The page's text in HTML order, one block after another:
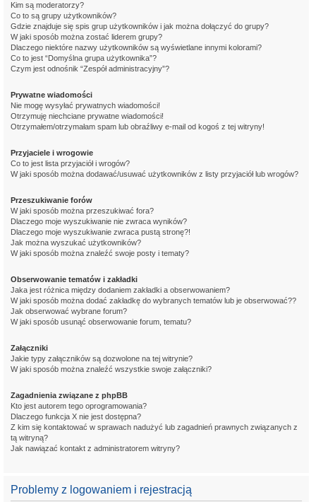
Kim są moderatorzy?
Co to są grupy użytkowników?
Gdzie znajduje się spis grup użytkowników i jak można dołączyć do grupy?
W jaki sposób można zostać liderem grupy?
Dlaczego niektóre nazwy użytkowników są wyświetlane innymi kolorami?
Co to jest “Domyślna grupa użytkownika”?
Czym jest odnośnik “Zespół administracyjny”?
Prywatne wiadomości
Nie mogę wysyłać prywatnych wiadomości!
Otrzymuję niechciane prywatne wiadomości!
Otrzymałem/otrzymałam spam lub obraźliwy e-mail od kogoś z tej witryny!
Przyjaciele i wrogowie
Co to jest lista przyjaciół i wrogów?
W jaki sposób można dodawać/usuwać użytkowników z listy przyjaciół lub wrogów?
Przeszukiwanie forów
W jaki sposób można przeszukiwać fora?
Dlaczego moje wyszukiwanie nie zwraca wyników?
Dlaczego moje wyszukiwanie zwraca pustą stronę?!
Jak można wyszukać użytkowników?
W jaki sposób można znaleźć swoje posty i tematy?
Obserwowanie tematów i zakładki
Jaka jest różnica między dodaniem zakładki a obserwowaniem?
W jaki sposób można dodać zakładkę do wybranych tematów lub je obserwować??
Jak obserwować wybrane forum?
W jaki sposób usunąć obserwowanie forum, tematu?
Załączniki
Jakie typy załączników są dozwolone na tej witrynie?
W jaki sposób można znaleźć wszystkie swoje załączniki?
Zagadnienia związane z phpBB
Kto jest autorem tego oprogramowania?
Dlaczego funkcja X nie jest dostępna?
Z kim się kontaktować w sprawach nadużyć lub zagadnień prawnych związanych z
tą witryną?
Jak nawiązać kontakt z administratorem witryny?
Problemy z logowaniem i rejestracją